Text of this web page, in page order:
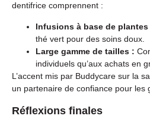
dentifrice comprennent :
Infusions à base de plantes
thé vert pour des soins doux.
Large gamme de tailles :
individuels qu’aux achats en
L’accent mis par Buddycare sur la
un partenaire de confiance pour les
Réflexions finales